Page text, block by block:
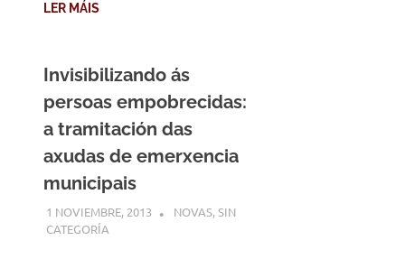
LER MÁIS
Invisibilizando ás
persoas empobrecidas:
a tramitación das
axudas de emerxencia
municipais
1 NOVIEMBRE, 2013 DESARROLLO
NOVAS,SIN
CATEGORÍA